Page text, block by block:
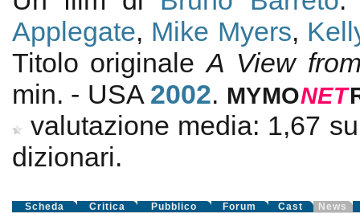
Applegate, Mike Myers,
Titolo originaleA View
min. - USA 2002. MYMONET
valutazione media: 1,67
dizionari.
Scheda Critica Pubblico Forum Cast News